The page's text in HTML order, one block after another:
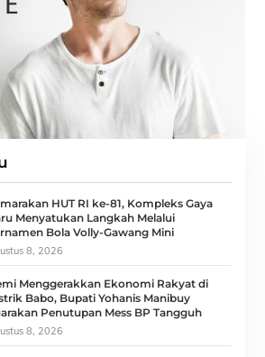
HUT RI ke-81, Kompleks Gaya
Menyatukan Langkah Melalui
Bola Volly-Gawang Mini
8, 2026
Menggerakkan Ekonomi Rakyat di
Babo, Bupati Yohanis Manibuy
Penutupan Mess BP Tangguh
8, 2026